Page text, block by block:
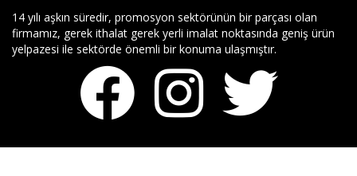
14 yılı aşkın süredir, promosyon sektörünün bir parçası olan
firmamız, gerek ithalat gerek yerli imalat noktasında geniş ürün
yelpazesi ile sektörde önemli bir konuma ulaşmıştır.